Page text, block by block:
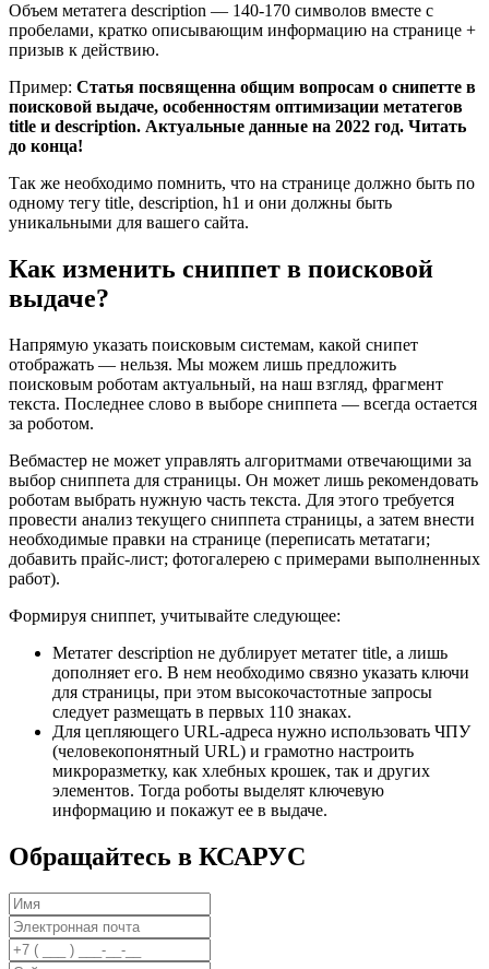
Объем метатега description — 140-170 символов вместе с
пробелами, кратко описывающим информацию на странице +
призыв к действию.
Пример: Статья посвященна общим вопросам о снипетте в
поисковой выдаче, особенностям оптимизации метатегов
title и description. Актуальные данные на 2022 год. Читать
до конца!
Так же необходимо помнить, что на странице должно быть по
одному тегу title, description, h1 и они должны быть
уникальными для вашего сайта.
Как изменить сниппет в поисковой
выдаче?
Напрямую указать поисковым системам, какой снипет
отображать — нельзя. Мы можем лишь предложить
поисковым роботам актуальный, на наш взгляд, фрагмент
текста. Последнее слово в выборе сниппета — всегда остается
за роботом.
Вебмастер не может управлять алгоритмами отвечающими за
выбор сниппета для страницы. Он может лишь рекомендовать
роботам выбрать нужную часть текста. Для этого требуется
провести анализ текущего сниппета страницы, а затем внести
необходимые правки на странице (переписать метатаги;
добавить прайс-лист; фотогалерею с примерами выполненных
работ).
Формируя сниппет, учитывайте следующее:
Метатег description не дублирует метатег title, а лишь
дополняет его. В нем необходимо связно указать ключи
для страницы, при этом высокочастотные запросы
следует размещать в первых 110 знаках.
Для цепляющего URL-адреса нужно использовать ЧПУ
(человекопонятный URL) и грамотно настроить
микроразметку, как хлебных крошек, так и других
элементов. Тогда роботы выделят ключевую
информацию и покажут ее в выдаче.
Обращайтесь в КСАРУС